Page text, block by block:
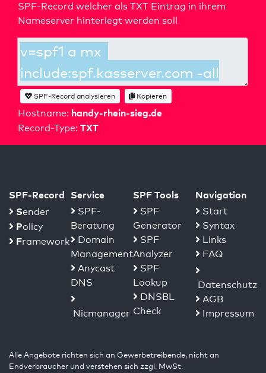
SPF-Record welcher als TXT Eintrag in ihrem
Nameserver hinterlegt werden soll
Hostname: handy-rhein-sieg.de
Record-Type: TXT
SPF-Record analysieren Kopieren
SPF-Record
Sender
Policy
Framework
Service
SPF-
Beratung
Domain
Management
Anycast
DNS
Nicmanager
SPF Tools
SPF
Generator
SPF
Analyzer
SPF
Lookup
DNSBL
Check
Navigation
Start
Syntax
Links
FAQ
Datenschutz
AGB
Impressum
Alle Angebote richten sich an Gewerbetreibende, nicht an
Endverbraucher und verstehen sich zzgl. MwSt.